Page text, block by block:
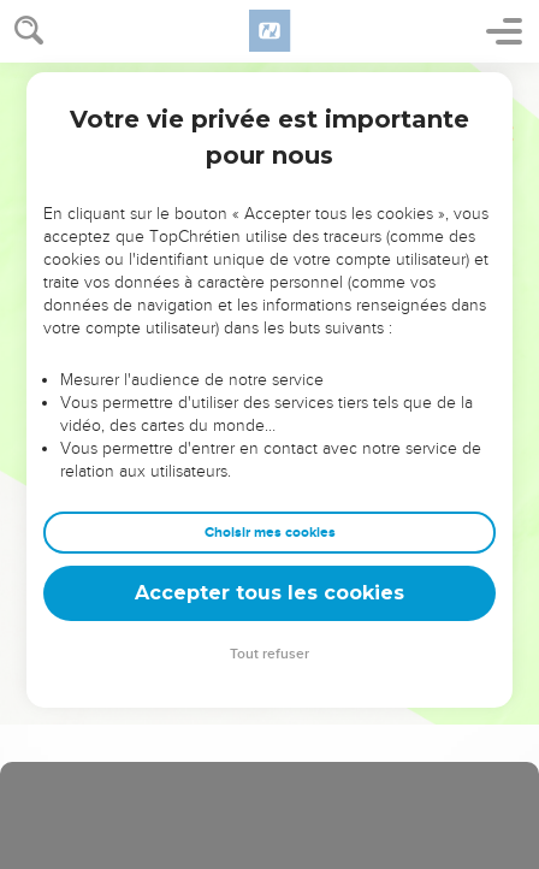
NE MANQUEZ PAS L’ÉVÉNEMENT
DE L’ANNÉE !
ET SI LEURS ERREURS POUVAIENT VOUS ÉVITER LES
VOTRES ?
leur foi ou leur vision. Mais on voit moins les doutes, les erreurs
et les saisons difficiles qu'ils ont traversés, alors même que ce
sont elles qui les ont façonnés.
Dans cette conférence, leaders, entrepreneurs, et responsables
clés pour avancer avec plus de sagesse afin que leurs erreurs
deviennent vos tremplins. Que vous guidiez un ministère, une
équipe, un groupe ou une famille, leur expérience est faite
Votre vie privée est importante
pour nous
En cliquant sur le bouton « Accepter tous les cookies », vous
acceptez que TopChrétien utilise des traceurs (comme des
cookies ou l'identifiant unique de votre compte utilisateur) et
traite vos données à caractère personnel (comme vos
données de navigation et les informations renseignées dans
votre compte utilisateur) dans les buts suivants :
Mesurer l'audience de notre service
Vous permettre d'utiliser des services tiers tels que de la
vidéo, des cartes du monde…
Vous permettre d'entrer en contact avec notre service de
relation aux utilisateurs.
Choisir mes cookies
Accepter tous les cookies
Tout refuser